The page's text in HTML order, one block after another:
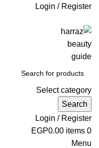
Login / Register
Select category
Search
Login / Register
0
items
EGP0.00
Menu